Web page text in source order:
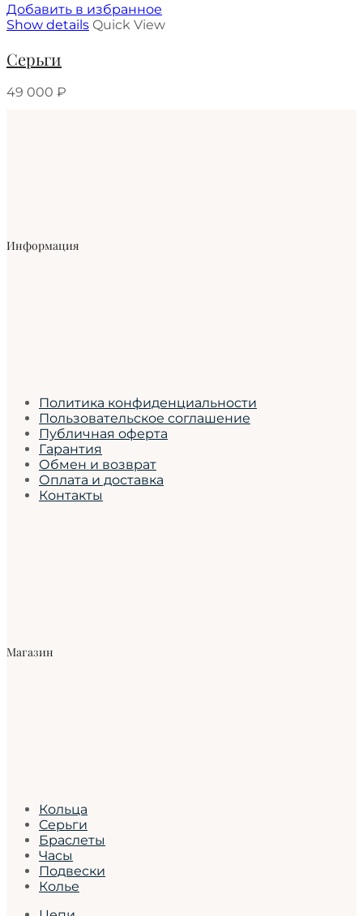
Добавить в избранное
Show details Quick View
Серьги
49 000 ₽
Информация
Политика конфиденциальности
Пользовательское соглашение
Публичная оферта
Гарантия
Обмен и возврат
Оплата и доставка
Контакты
Магазин
Кольца
Серьги
Браслеты
Часы
Подвески
Колье